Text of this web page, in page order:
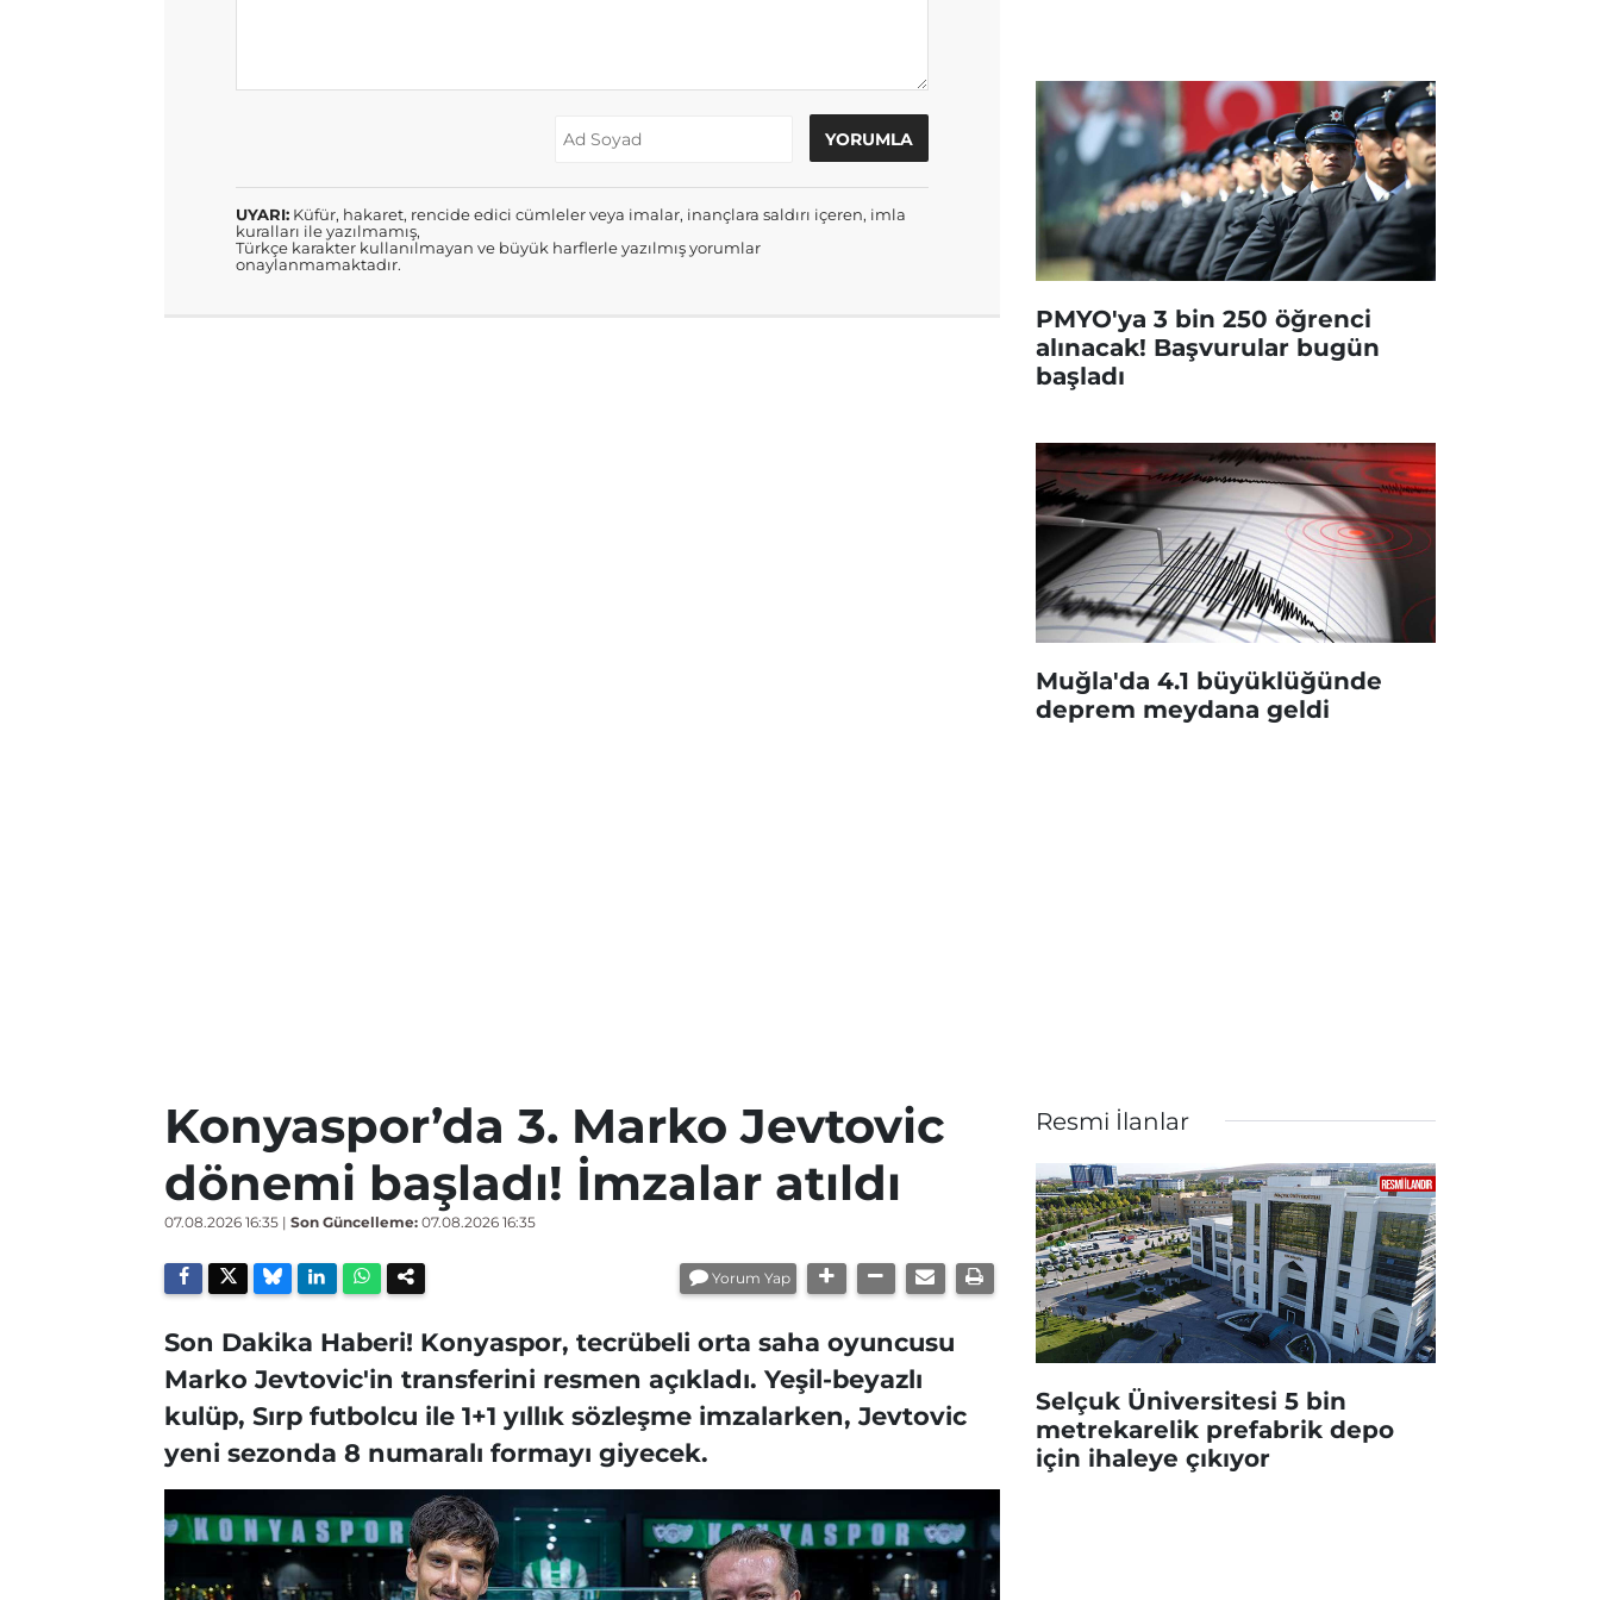
UYARI: Küfür, hakaret, rencide edici cümleler veya imalar, inançlara saldırı içeren, imla
kuralları ile yazılmamış,
Türkçe karakter kullanılmayan ve büyük harflerle yazılmış yorumlar
onaylanmamaktadır.
PMYO'ya 3 bin 250 öğrenci
alınacak! Başvurular bugün
başladı
Muğla'da 4.1 büyüklüğünde
deprem meydana geldi
Konyaspor’da 3. Marko Jevtovic
dönemi başladı! İmzalar atıldı
07.08.2026 16:35 | Son Güncelleme: 07.08.2026 16:35
Yorum Yap
Son Dakika Haberi! Konyaspor, tecrübeli orta saha oyuncusu
Marko Jevtovic'in transferini resmen açıkladı. Yeşil-beyazlı
kulüp, Sırp futbolcu ile 1+1 yıllık sözleşme imzalarken, Jevtovic
yeni sezonda 8 numaralı formayı giyecek.
Resmi İlanlar
Selçuk Üniversitesi 5 bin
metrekarelik prefabrik depo
için ihaleye çıkıyor